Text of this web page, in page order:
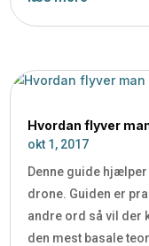
Hvordan flyver
okt 1, 2017
Denne guide
drone. Guiden er
andre ord så vil der
den mest basale